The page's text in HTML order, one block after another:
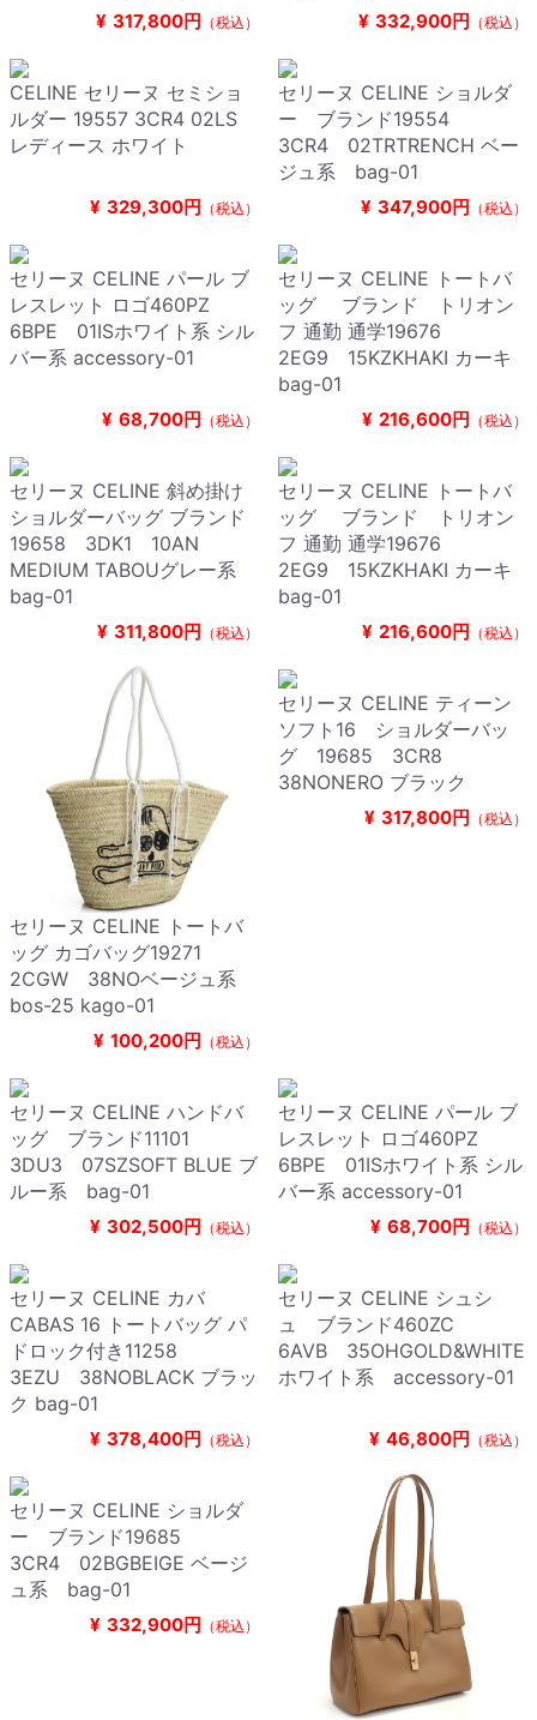
¥ 317,800円 （税込） ¥ 332,900円 （税込）
CELINE セリーヌ セミショ
ルダー 19557 3CR4 02LS
レディース ホワイト
¥ 329,300円 （税込）
セリーヌ CELINE ショルダ
ー ブランド19554
3CR4 02TRTRENCH ベー
ジュ系 bag-01
¥ 347,900円 （税込）
セリーヌ CELINE パール ブ
レスレット ロゴ460PZ
6BPE 01ISホワイト系 シル
バー系 accessory-01
¥ 68,700円 （税込）
セリーヌ CELINE トートバ
ッグ ブランド トリオン
フ 通勤 通学19676
2EG9 15KZKHAKI カーキ
bag-01
¥ 216,600円 （税込）
セリーヌ CELINE 斜め掛け
ショルダーバッグ ブランド
19658 3DK1 10AN
MEDIUM TABOUグレー系
bag-01
¥ 311,800円 （税込）
セリーヌ CELINE トートバ
ッグ ブランド トリオン
フ 通勤 通学19676
2EG9 15KZKHAKI カーキ
bag-01
¥ 216,600円 （税込）
セリーヌ CELINE トートバ
ッグ カゴバッグ19271
2CGW 38NOベージュ系
bos-25 kago-01
¥ 100,200円 （税込）
セリーヌ CELINE ティーン
ソフト16 ショルダーバッ
グ 19685 3CR8
38NONERO ブラック
¥ 317,800円 （税込）
セリーヌ CELINE ハンドバ
ッグ ブランド11101
3DU3 07SZSOFT BLUE ブ
ルー系 bag-01
¥ 302,500円 （税込）
セリーヌ CELINE パール ブ
レスレット ロゴ460PZ
6BPE 01ISホワイト系 シル
バー系 accessory-01
¥ 68,700円 （税込）
セリーヌ CELINE カバ
CABAS 16 トートバッグ パ
ドロック付き11258
3EZU 38NOBLACK ブラッ
ク bag-01
¥ 378,400円 （税込）
セリーヌ CELINE シュシ
ュ ブランド460ZC
6AVB 35OHGOLD&WHITE
ホワイト系 accessory-01
¥ 46,800円 （税込）
セリーヌ CELINE ショルダ
ー ブランド19685
3CR4 02BGBEIGE ベージ
ュ系 bag-01
¥ 332,900円 （税込）